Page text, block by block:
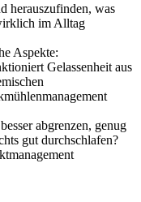
herauszufinden, was
im Alltag
Aspekte:
Gelassenheit aus
abgrenzen, genug
gut durchschlafen?